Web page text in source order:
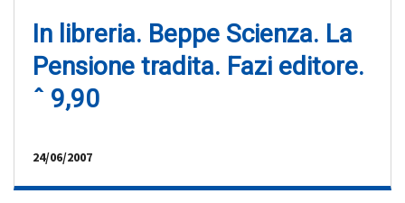
In libreria. Beppe Scienza. La
Pensione tradita. Fazi editore.
ˆ 9,90
24/06/2007